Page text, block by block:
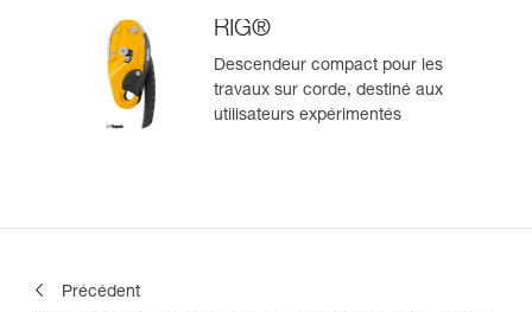
RIG®
Descendeur compact pour les
travaux sur corde, destiné aux
utilisateurs expérimentés
Précédent